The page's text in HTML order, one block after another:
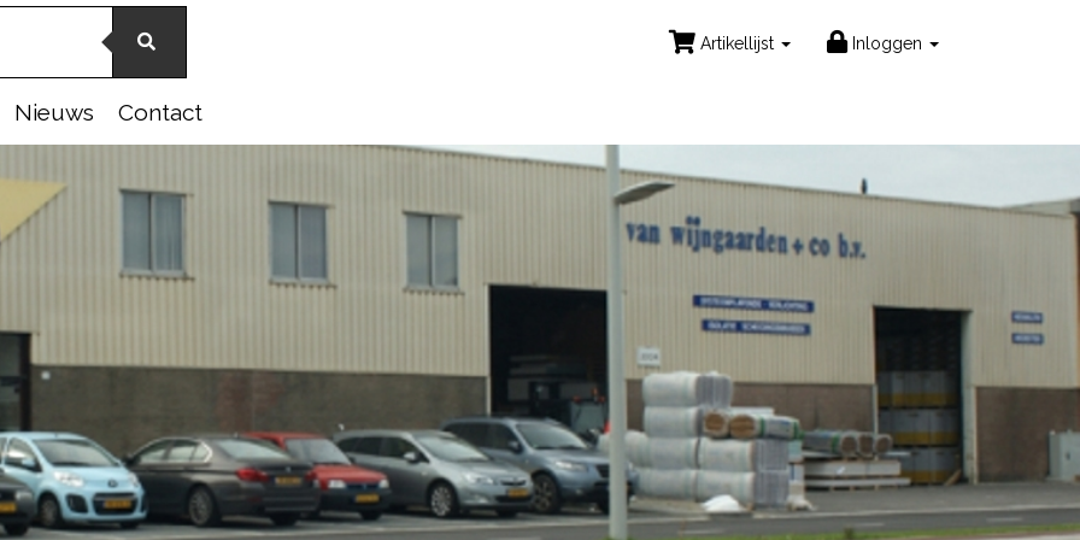
Artikellijst Inloggen
Nieuws Contact